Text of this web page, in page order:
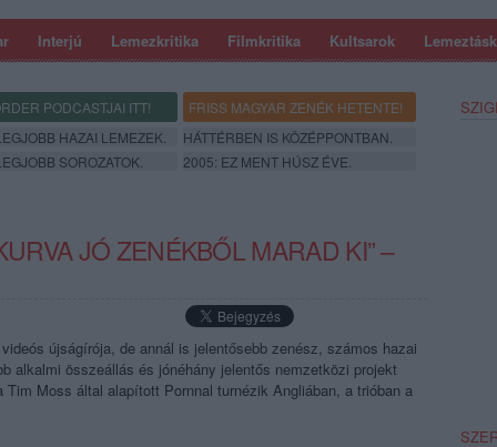
Interjú Lemezkritika Filmkritika Kultsarok
PODCASTJAI ITT!
FRISS MAGYAR ZENÉK HETENTE!
HAZAI LEMEZEK.
HÁTTÉRBEN IS KÖZÉPPONTBAN.
SOROZATOK. 2005: EZ MENT HÚSZ ÉVE.
JÓ ZENÉKBŐL MARAD KI” –
újságírója, de annál is jelentősebb zenész, számos hazai
alkalmi összeállás és jónéhány jelentős nemzetközi projekt
Tim Moss által alapított Pornnal turnézik Angliában, a trióban a